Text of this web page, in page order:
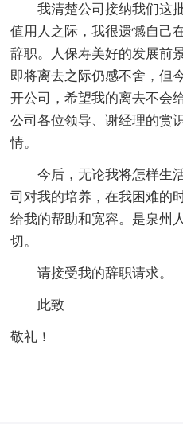
我清楚公司接纳我们这批
值用人之际，我很遗憾自己
辞职。人保寿美好的发展前
即将离去之际仍感不舍，但
开公司，希望我的离去不会
公司各位领导、谢经理的赏
情。
今后，无论我将怎样生活
司对我的培养，在我困难的
给我的帮助和宽容。是泉州
切。
请接受我的辞职请求。
此致
敬礼！